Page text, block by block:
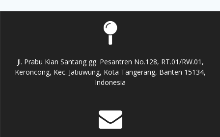
Jl. Prabu Kian Santang gg. Pesantren No.128, RT.01/RW.01,
Keroncong, Kec. Jatiuwung, Kota Tangerang, Banten 15134,
Indonesia